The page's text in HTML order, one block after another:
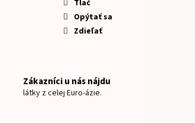
Tlač
Opýtať sa
Zdieľať
Zákazníci u nás nájdu
látky z celej Euro-ázie.